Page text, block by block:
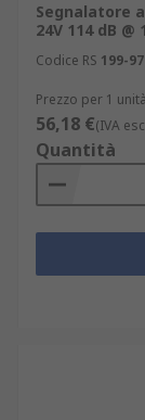
Segnalatore
24V 114 dB @
Codice RS 199-
Prezzo per 1 unità
56,18 €(IVA
Quantità